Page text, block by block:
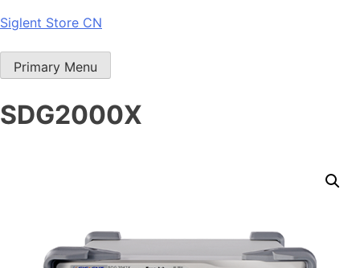
Skip
content
Siglent Store CN
Primary Menu
SDG2000X